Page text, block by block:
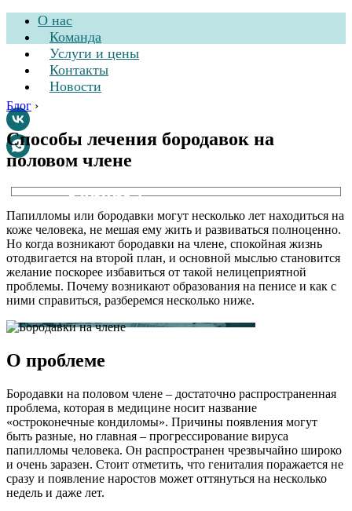
О нас
Команда
Услуги и цены
Контакты
Новости
Стоматологическая
клиника
Блог ›
Способы лечения бородавок на
половом члене
Папилломы или бородавки могут несколько лет находиться на
коже человека, не мешая ему жить и развиваться полноценно.
Но когда возникают бородавки на члене, спокойная жизнь
отодвигается на второй план, и основной мыслью становится
желание поскорее избавиться от такой нелицеприятной
проблемы. Почему возникают образования на пенисе и как с
ними справиться, разберемся несколько ниже.
О проблеме
Бородавки на половом члене – достаточно распространенная
проблема, которая в медицине носит название
«остроконечные кондиломы». Причины появления могут
быть разные, но главная – прогрессирование вируса
папилломы человека. Он распространен чрезвычайно широко
и очень заразен. Стоит отметить, что гениталия поражается не
сразу и появление наростов может оттянуться на несколько
недель и даже лет.